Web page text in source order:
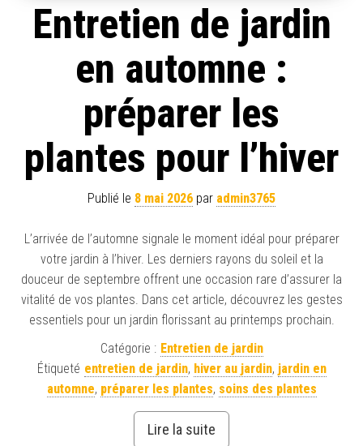
Entretien de jardin
en automne :
préparer les
plantes pour l’hiver
Publié le 8 mai 2026 par admin3765
L’arrivée de l’automne signale le moment idéal pour préparer
votre jardin à l’hiver. Les derniers rayons du soleil et la
douceur de septembre offrent une occasion rare d’assurer la
vitalité de vos plantes. Dans cet article, découvrez les gestes
essentiels pour un jardin florissant au printemps prochain.
Catégorie : Entretien de jardin
Étiqueté entretien de jardin, hiver au jardin, jardin en
automne, préparer les plantes, soins des plantes
Lire la suite